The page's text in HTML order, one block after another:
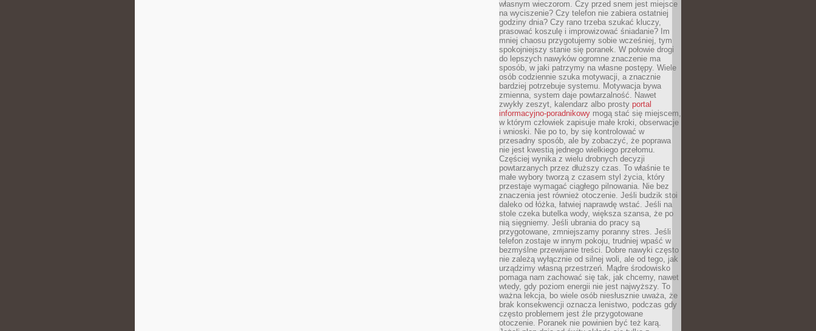
własnym wieczorom. Czy przed snem jest miejsce
na wyciszenie? Czy telefon nie zabiera ostatniej
godziny dnia? Czy rano trzeba szukać kluczy,
prasować koszulę i improwizować śniadanie? Im
mniej chaosu przygotujemy sobie wcześniej, tym
spokojniejszy stanie się poranek. W połowie drogi
do lepszych nawyków ogromne znaczenie ma
sposób, w jaki patrzymy na własne postępy. Wiele
osób codziennie szuka motywacji, a znacznie
bardziej potrzebuje systemu. Motywacja bywa
zmienna, system daje powtarzalność. Nawet
zwykły zeszyt, kalendarz albo prosty portal
informacyjno-poradnikowy mogą stać się miejscem,
w którym człowiek zapisuje małe kroki, obserwacje
i wnioski. Nie po to, by się kontrolować w
przesadny sposób, ale by zobaczyć, że poprawa
nie jest kwestią jednego wielkiego przełomu.
Częściej wynika z wielu drobnych decyzji
powtarzanych przez dłuższy czas. To właśnie te
małe wybory tworzą z czasem styl życia, który
przestaje wymagać ciągłego pilnowania. Nie bez
znaczenia jest również otoczenie. Jeśli budzik stoi
daleko od łóżka, łatwiej naprawdę wstać. Jeśli na
stole czeka butelka wody, większa szansa, że po
nią sięgniemy. Jeśli ubrania do pracy są
przygotowane, zmniejszamy poranny stres. Jeśli
telefon zostaje w innym pokoju, trudniej wpaść w
bezmyślne przewijanie treści. Dobre nawyki często
nie zależą wyłącznie od silnej woli, ale od tego, jak
urządzimy własną przestrzeń. Mądre środowisko
pomaga nam zachować się tak, jak chcemy, nawet
wtedy, gdy poziom energii nie jest najwyższy. To
ważna lekcja, bo wiele osób niesłusznie uważa, że
brak konsekwencji oznacza lenistwo, podczas gdy
często problemem jest źle przygotowane
otoczenie. Poranek nie powinien być też karą.